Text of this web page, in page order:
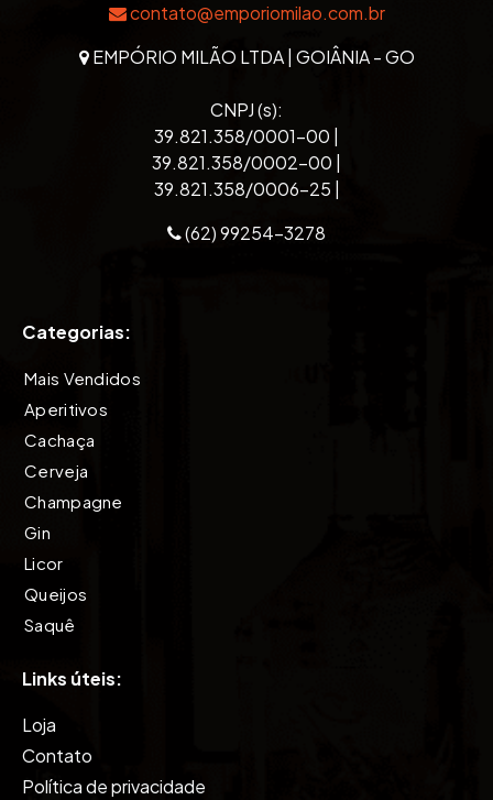
contato@emporiomilao.com.br
EMPÓRIO MILÃO LTDA | GOIÂNIA - GO
CNPJ (s):
39.821.358/0001-00 |
39.821.358/0002-00 |
39.821.358/0006-25 |
(62) 99254-3278
Categorias:
Mais Vendidos
Aperitivos
Cachaça
Cerveja
Champagne
Gin
Licor
Queijos
Saquê
Vinho
Vodkas
Whisky
Links úteis:
Loja
Contato
Política de privacidade